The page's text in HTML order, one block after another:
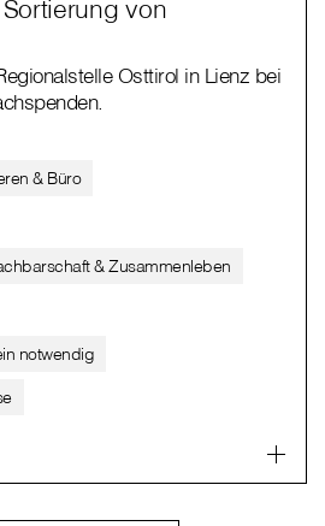
von
Osttirol in Lienz bei
& Büro
& Zusammenleben
notwendig